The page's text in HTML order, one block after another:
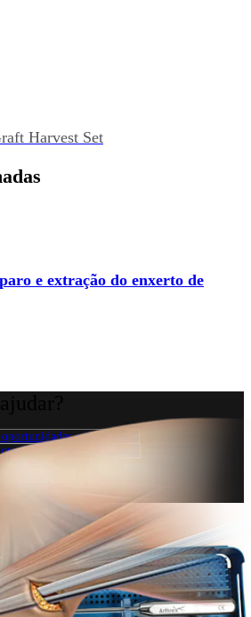
Harvest Set
e extração do enxerto de
educacionais
há de novo na Arthrex?
punhoPé e
Cirurgia cardiotorácicaColuna vertebral